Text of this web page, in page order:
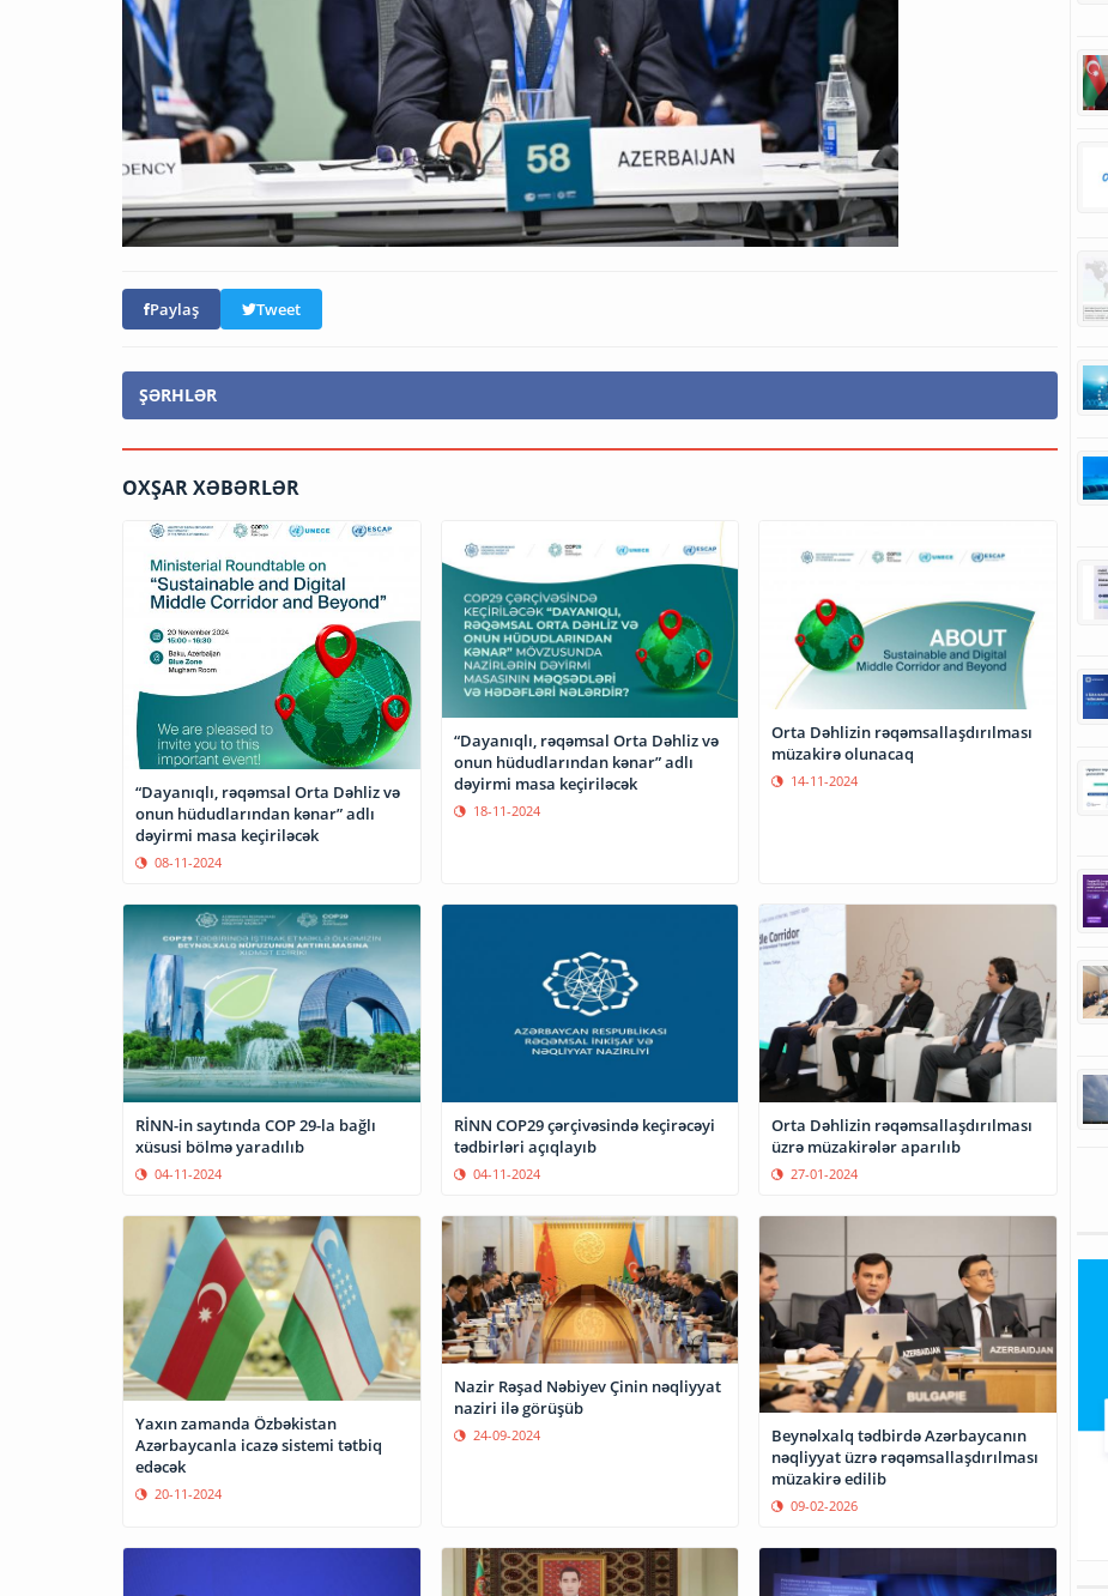
Paylaş Tweet
ŞƏRHLƏR
OXŞAR XƏBƏRLƏR
“Dayanıqlı, rəqəmsal Orta Dəhliz və
onun hüdudlarından kənar” adlı
dəyirmi masa keçiriləcək
08-11-2024
“Dayanıqlı, rəqəmsal Orta Dəhliz və
onun hüdudlarından kənar” adlı
dəyirmi masa keçiriləcək
18-11-2024
Orta Dəhlizin rəqəmsallaşdırılması
müzakirə olunacaq
14-11-2024
RİNN-in saytında COP 29-la bağlı
xüsusi bölmə yaradılıb
04-11-2024
RİNN COP29 çərçivəsində keçirəcəyi
tədbirləri açıqlayıb
04-11-2024
Orta Dəhlizin rəqəmsallaşdırılması
üzrə müzakirələr aparılıb
27-01-2024
Yaxın zamanda Özbəkistan
Azərbaycanla icazə sistemi tətbiq
edəcək
20-11-2024
Nazir Rəşad Nəbiyev Çinin nəqliyyat
naziri ilə görüşüb
24-09-2024
Beynəlxalq tədbirdə Azərbaycanın
nəqliyyat üzrə rəqəmsallaşdırılması
müzakirə edilib
09-02-2026